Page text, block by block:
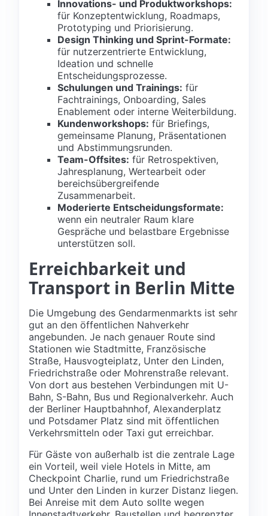
Innovations- und Produktworkshops:
für Konzeptentwicklung, Roadmaps,
Prototyping und Priorisierung.
Design Thinking und Sprint-Formate:
für nutzerzentrierte Entwicklung,
Ideation und schnelle
Entscheidungsprozesse.
Schulungen und Trainings: für
Fachtrainings, Onboarding, Sales
Enablement oder interne Weiterbildung.
Kundenworkshops: für Briefings,
gemeinsame Planung, Präsentationen
und Abstimmungsrunden.
Team-Offsites: für Retrospektiven,
Jahresplanung, Wertearbeit oder
bereichsübergreifende
Zusammenarbeit.
Moderierte Entscheidungsformate:
wenn ein neutraler Raum klare
Gespräche und belastbare Ergebnisse
unterstützen soll.
Erreichbarkeit und
Transport in Berlin Mitte
Die Umgebung des Gendarmenmarkts ist sehr
gut an den öffentlichen Nahverkehr
angebunden. Je nach genauer Route sind
Stationen wie Stadtmitte, Französische
Straße, Hausvogteiplatz, Unter den Linden,
Friedrichstraße oder Mohrenstraße relevant.
Von dort aus bestehen Verbindungen mit U-
Bahn, S-Bahn, Bus und Regionalverkehr. Auch
der Berliner Hauptbahnhof, Alexanderplatz
und Potsdamer Platz sind mit öffentlichen
Verkehrsmitteln oder Taxi gut erreichbar.
Für Gäste von außerhalb ist die zentrale Lage
ein Vorteil, weil viele Hotels in Mitte, am
Checkpoint Charlie, rund um Friedrichstraße
und Unter den Linden in kurzer Distanz liegen.
Bei Anreise mit dem Auto sollte wegen